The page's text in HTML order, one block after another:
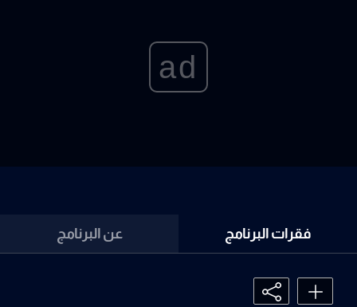
ad
فقرات البرنامج عن البرنامج